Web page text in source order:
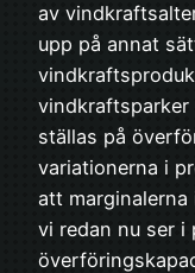
av
upp på annat
vindkraftsparker
ställas på
variationerna i
att
vi redan nu ser i